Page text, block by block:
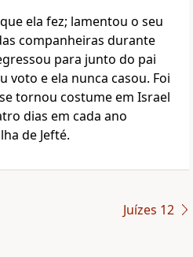
ela fez; lamentou o seu
companheiras durante
para junto do pai
voto e ela nunca casou. Foi
tornou costume em Israel
dias em cada ano
de Jefté.
Juízes 12